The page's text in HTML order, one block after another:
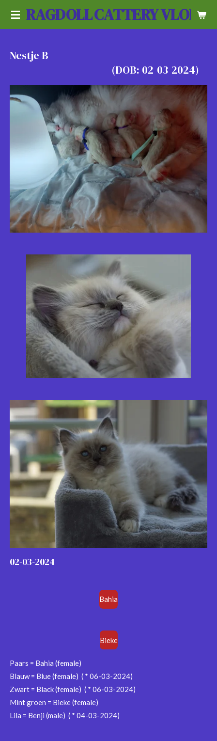
Ga
de
hoofdinhoud
RAGDOLLCATTERY
Nestje B
(DOB: 02-03-2024)
02-03-2024
Bahia
Bieke
Paars = Bahia (female)
Blauw = Blue (female) ( * 06-03-2024)
Zwart = Black (female) ( * 06-03-2024)
Mint groen = Bieke (female)
Lila = Benji (male) ( * 04-03-2024)